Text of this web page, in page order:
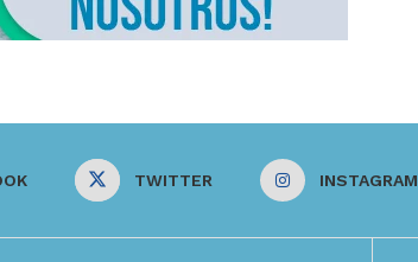
TWITTER INSTAGRAM